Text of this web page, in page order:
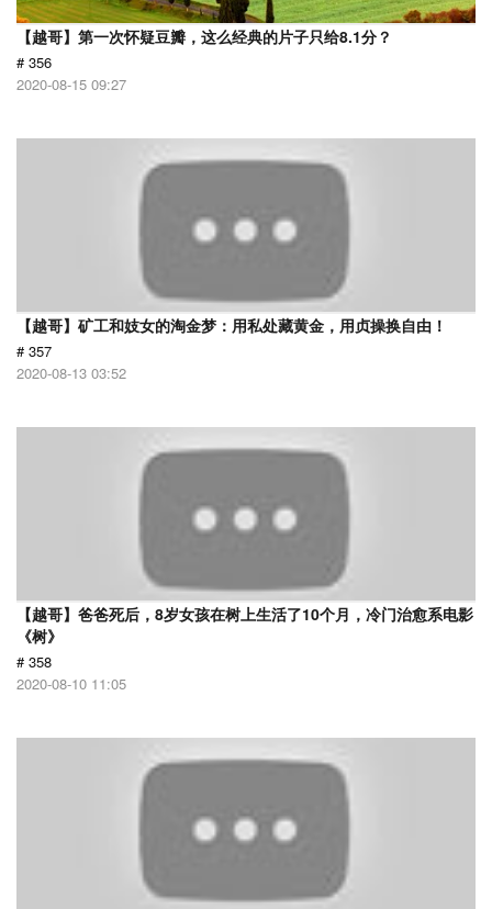
【越哥】第一次怀疑豆瓣，这么经典的片子只给8.1分？
# 356
2020-08-15 09:27
【越哥】矿工和妓女的淘金梦：用私处藏黄金，用贞操换自由！
# 357
2020-08-13 03:52
【越哥】爸爸死后，8岁女孩在树上生活了10个月，冷门治愈系电影
《树》
# 358
2020-08-10 11:05